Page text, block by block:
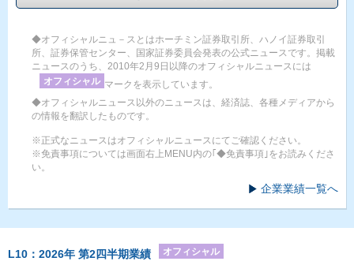
◆オフィシャルニュ－スとはホーチミン証券取引所、ハノイ証券取引
所、証券保管センター、国家証券委員会発表の公式ニュースです。掲載
ニュースのうち、2010年2月9日以降のオフィシャルニュースには
オフィシャル マークを表示しています。
◆オフィシャルニュース以外のニュースは、経済誌、各種メディアから
の情報を翻訳したものです。
※正式なニュースはオフィシャルニュースにてご確認ください。
※免責事項については画面右上MENU内の｢◆免責事項｣をお読みくださ
い。
企業業績一覧へ
L10：2026年 第2四半期業績 オフィシャル